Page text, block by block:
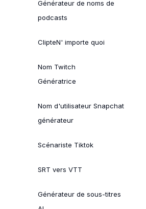
Générateur de noms de
podcasts
ClipteN' importe quoi
Nom Twitch
Génératrice
Nom d'utilisateur Snapchat
générateur
Scénariste Tiktok
SRT vers VTT
Générateur de sous-titres